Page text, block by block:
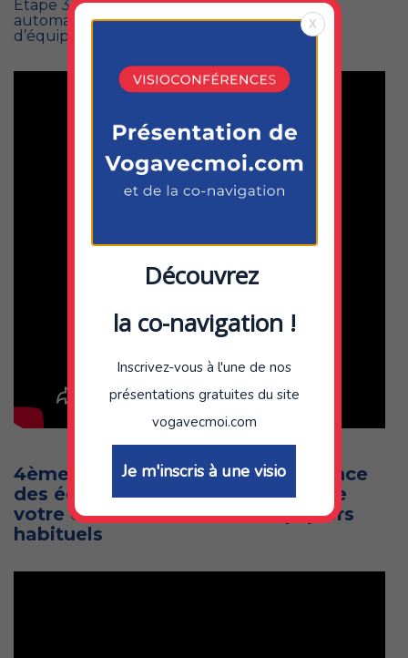
Etape 3.3 : Vos équipages se constituent
automatiquement dans votre gestionnaire
d’équipage au rythme des réponses reçues
4ème étape (si nécessaire) : Relance
des équipiers « PEUT ETRE » et de
votre carnet d’adresses d’équipiers
habituels
X
Découvrez
la co-navigation !
Inscrivez-vous à l'une de nos
présentations gratuites du site
vogavecmoi.com
Je m'inscris à une visio